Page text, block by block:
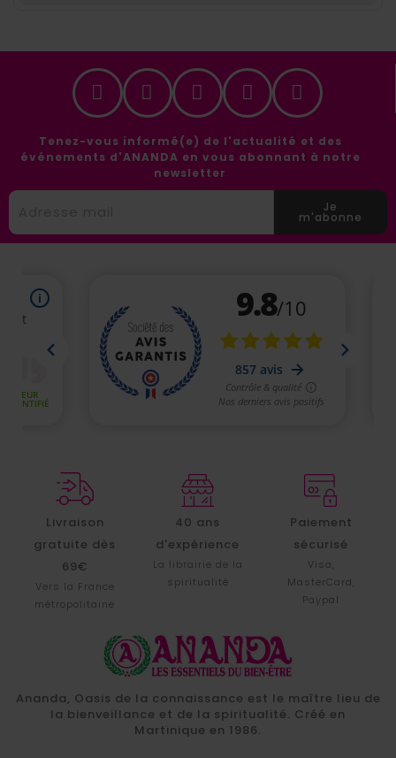
Tenez-vous informé(e) de l'actualité et des
événements d'ANANDA en vous abonnant à notre
newsletter
Je
m'abonne
Livraison
gratuite dès
69€
Vers la France
métropolitaine
40 ans
d'expérience
La librairie de la
spiritualité
Paiement
sécurisé
Visa,
MasterCard,
Paypal
Ananda, Oasis de la connaissance est le maître lieu de
la bienveillance et de la spiritualité. Créé en
Martinique en 1986.